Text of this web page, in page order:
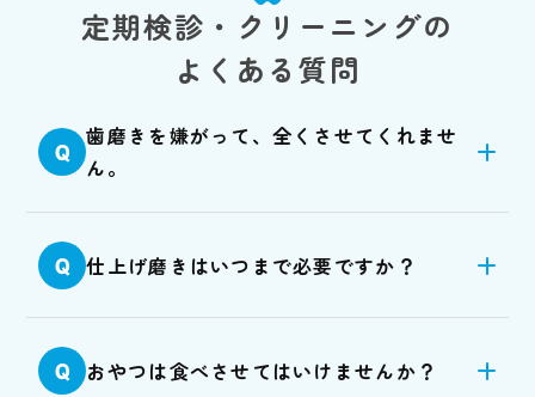
定期検診・クリーニングの
よくある質問
Q
歯磨きを嫌がって、全くさせてくれませ
ん。
Q 仕上げ磨きはいつまで必要ですか？
Q おやつは食べさせてはいけませんか？